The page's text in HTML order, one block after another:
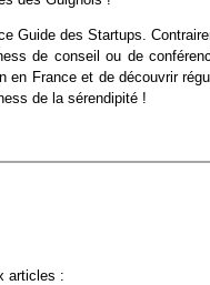
Guide des Startups.
de conseil ou de
en France et de découvrir
de la sérendipité !
articles :